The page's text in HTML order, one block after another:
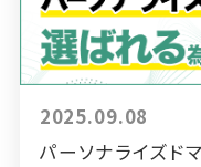
2025.09.08
パーソナライズド